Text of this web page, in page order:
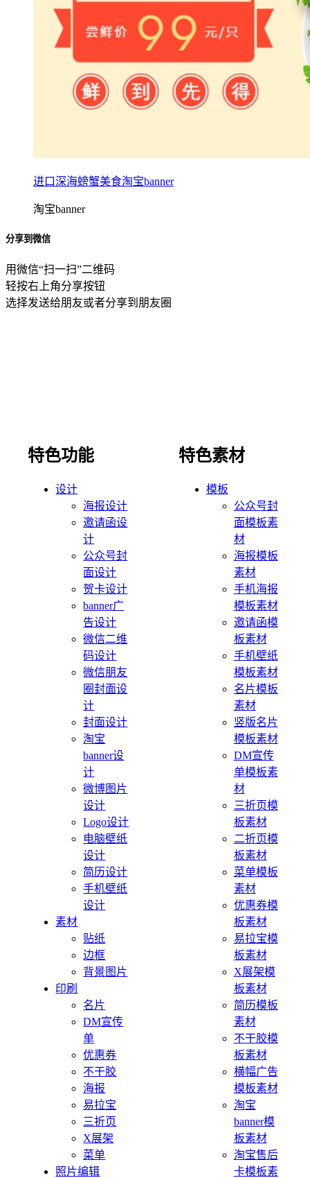
进口深海螃蟹美食淘宝banner
淘宝banner
分享到微信
用微信“扫一扫”二维码
轻按右上角分享按钮
选择发送给朋友或者分享到朋友圈
特色功能
设计
海报设计
邀请函设
计
公众号封
面设计
贺卡设计
banner广
告设计
微信二维
码设计
微信朋友
圈封面设
计
封面设计
淘宝
banner设
计
微博图片
设计
Logo设计
电脑壁纸
设计
简历设计
手机壁纸
设计
素材
贴纸
边框
背景图片
印刷
名片
DM宣传
单
优惠券
不干胶
海报
易拉宝
三折页
X展架
菜单
照片编辑
特色素材
模板
公众号封
面模板素
材
海报模板
素材
手机海报
模板素材
邀请函模
板素材
手机壁纸
模板素材
名片模板
素材
竖版名片
模板素材
DM宣传
单模板素
材
三折页模
板素材
二折页模
板素材
菜单模板
素材
优惠券模
板素材
易拉宝模
板素材
X展架模
板素材
简历模板
素材
不干胶模
板素材
横幅广告
模板素材
淘宝
banner模
板素材
淘宝售后
卡模板素